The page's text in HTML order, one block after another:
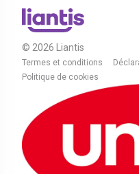
© 2026 Liantis
Termes et conditions
Politique de cookies